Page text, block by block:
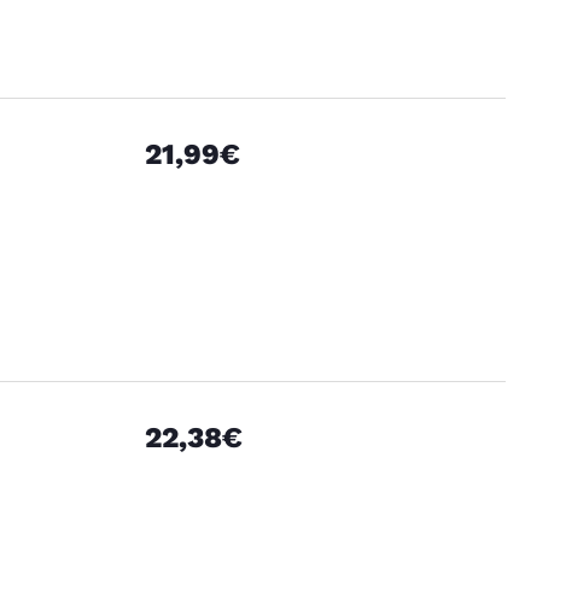
21,99€
22,38€